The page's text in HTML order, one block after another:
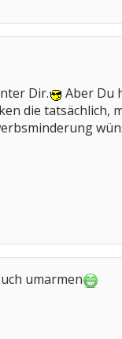
Dir.
Aber Du
die tatsächlich,
umarmen